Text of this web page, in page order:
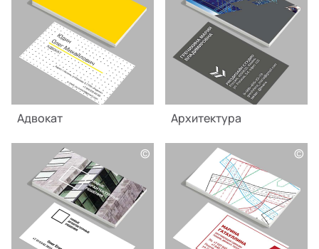
Адвокат Архитектура
© ©